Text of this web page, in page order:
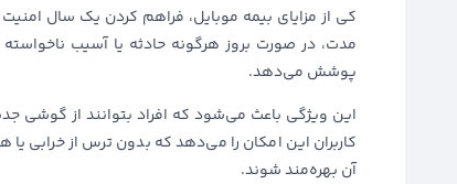
کی از مزایای بیمه موبایل، فراهم کردن یک سال
مدت، در صورت بروز هرگونه حادثه یا آسیب
پوشش می‌دهد.
این ویژگی باعث می‌شود که افراد بتوانند از گوشی
کاربران این امکان را می‌دهد که بدون ترس از خرابی
آن بهره‌مند شوند.